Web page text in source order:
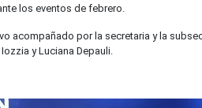
los eventos de febrero.
acompañado por la secretaria y la
y Luciana Depauli.